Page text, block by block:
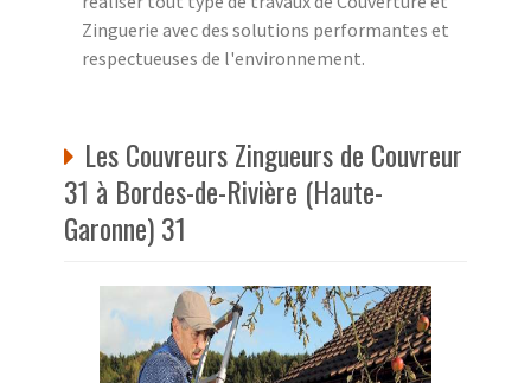
Zinguerie avec des solutions performantes et
respectueuses de l'environnement.
Les Couvreurs Zingueurs de Couvreur
31 à Bordes-de-Rivière (Haute-
Garonne) 31